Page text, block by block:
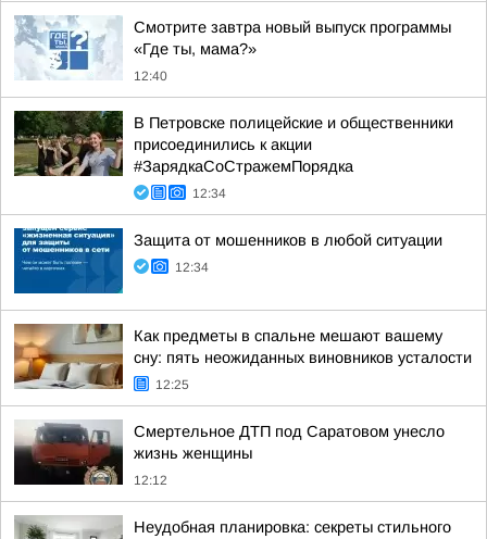
Смотрите завтра новый выпуск программы
«Где ты, мама?»
12:40
В Петровске полицейские и общественники
присоединились к акции
#ЗарядкаСоСтражемПорядка
12:34
Защита от мошенников в любой ситуации
12:34
Как предметы в спальне мешают вашему
сну: пять неожиданных виновников усталости
12:25
Смертельное ДТП под Саратовом унесло
жизнь женщины
12:12
Неудобная планировка: секреты стильного